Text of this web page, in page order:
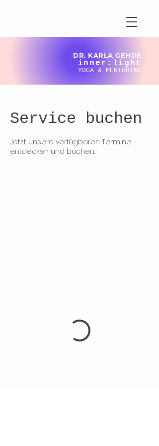
DR. KARLA GEHDE
inner:light
YOGA & MENTORING
Service buchen
Jetzt unsere verfügbaren Termine
entdecken und buchen.